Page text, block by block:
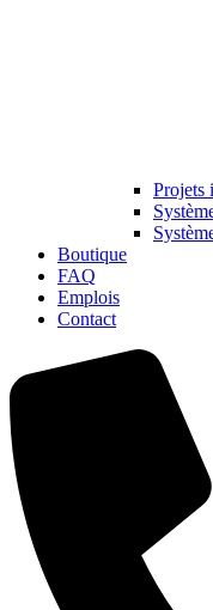
Projets
Boutique
FAQ
Emplois
Contact